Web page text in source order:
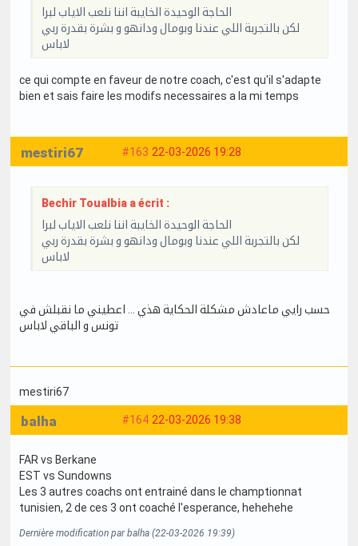
الحاجة الوحيدة الخايبة اننا نلعب الاياب لبرا
لكن بالتجربة اللي عندنا وبومال ودانهو و بشرة بقدرة ربي
لاباس
ce qui compte en faveur de notre coach, c'est qu'il s'adapte
bien et sais faire les modifs necessaires a la mi temps
#163 22-03-2026 19:28
mestiri67
Bechir Toualbia a écrit :
الحاجة الوحيدة الخايبة اننا نلعب الاياب لبرا
لكن بالتجربة اللي عندنا وبومال ودانهو و بشرة بقدرة ربي
لاباس
حسب رايي ماعادش مشكلة الحكاية هذي … اعطيني ما نقبلش في
تونس و الباقي لاباس
mestiri67
#164 22-03-2026 19:38
balha
FAR vs Berkane
EST vs Sundowns
Les 3 autres coachs ont entrainé dans le champtionnat
tunisien, 2 de ces 3 ont coaché l'esperance, hehehehe
Dernière modification par balha (22-03-2026 19:39)